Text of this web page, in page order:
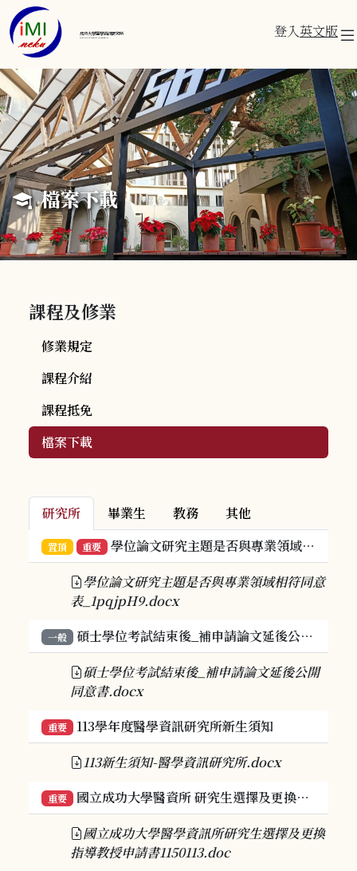
成功大學醫學資訊研究所
Institute of Medical Informatics 登入英文版
檔案下載
課程及修業
修業規定
課程介紹
課程抵免
檔案下載
研究所 畢業生 教務 其他
置頂 重要
學位論文研究主題是否與專業領域相符同意表
學位論文研究主題是否與專業領域相符同意
表_1pqjpH9.docx
一般
碩士學位考試結束後_補申請論文延後公開同意書
碩士學位考試結束後_補申請論文延後公開
同意書.docx
重要
113學年度醫學資訊研究所新生須知
113新生須知-醫學資訊研究所.docx
重要
國立成功大學醫資所 研究生選擇及更換指導教授申請書（115.1.28更新）
國立成功大學醫學資訊所研究生選擇及更換
指導教授申請書1150113.doc